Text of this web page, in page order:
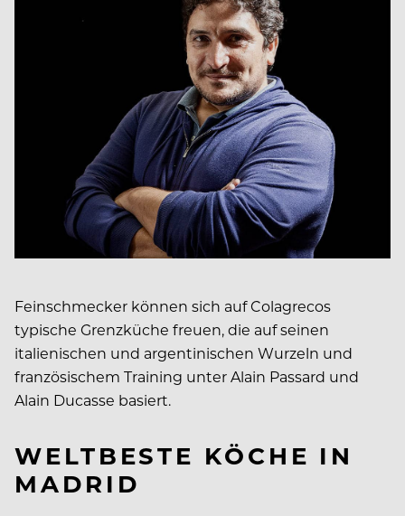
Feinschmecker können sich auf Colagrecos
typische Grenzküche freuen, die auf seinen
italienischen und argentinischen Wurzeln und
französischem Training unter Alain Passard und
Alain Ducasse basiert.
WELTBESTE KÖCHE IN
MADRID